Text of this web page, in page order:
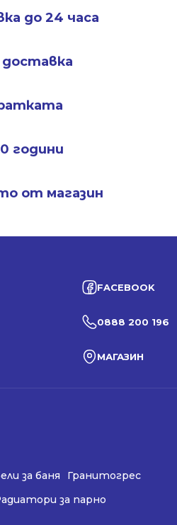
до 24 часа
години
от магазин
FACEBOOK
0888 200 196
МАГАЗИН
за баня
Гранитогрес
за парно